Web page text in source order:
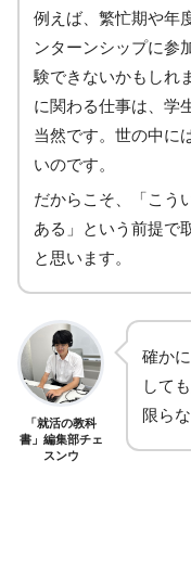
例えば、繁忙期や年
ンターンシップに参
験できないかもしれ
に関わる仕事は、学
当然です。世の中に
いのです。
だからこそ、「こう
ある」という前提で
と思います。
「就活の教科
書」編集部チェ
スンウ
確か
して
限ら